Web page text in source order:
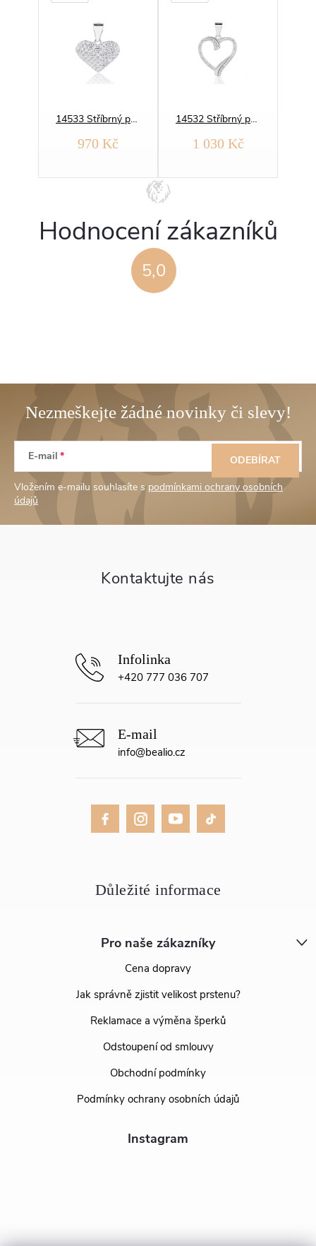
14533 Stříbrný přívěsek SRDCE
970 Kč
14532 Stříbrný přívěsek SRDCE
1 030 Kč
5,0
Hodnocení zákazníků
Z
p
E-mail
Vložením e-mailu souhlasíte s podmínkami ochrany osobních
údajů
ODEBÍRAT
Pro naše zákazníky
Cena dopravy
Jak správně zjistit velikost prstenu?
Reklamace a výměna šperků
Odstoupení od smlouvy
Obchodní podmínky
Podmínky ochrany osobních údajů
Instagram
info@bealio.cz
+420 777 036 707